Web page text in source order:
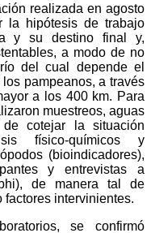
realizada en agosto
la hipótesis de trabajo
y su destino final y,
a modo de no
del cual depende el
pampeanos, a través
a los 400 km. Para
muestreos, aguas
cotejar la situación
físico-químicos y
(bioindicadores),
y entrevistas a
de manera tal de
intervinientes.
se confirmó